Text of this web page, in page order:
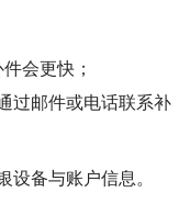
会更快；
过邮件或电话联系补
备与账户信息。